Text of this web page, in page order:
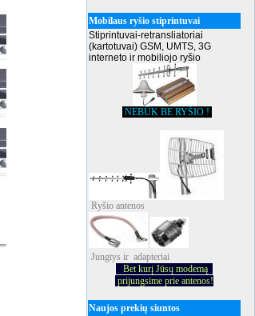
Mobilaus ryšio stiprintuvai
Stiprintuvai-retransliatoriai
(kartotuvai) GSM, UMTS, 3G
interneto ir mobiliojo ryšio
NEBŪK BE RYŠIO !
Ryšio antenos
Jungtys ir adapteriai
Bet kurį Jūsų modemą
prijungsime prie antenos!
Naujos prekių siuntos